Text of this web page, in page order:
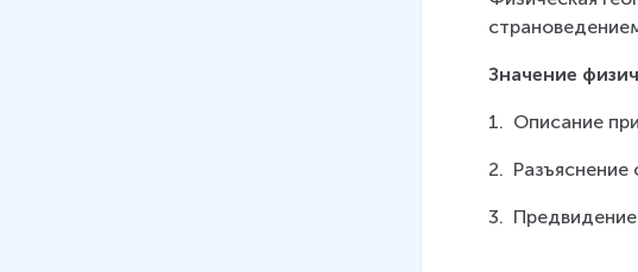
Значение
1.  Описание
2.
3.